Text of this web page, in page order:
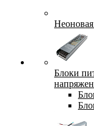
Неоновая
Блоки